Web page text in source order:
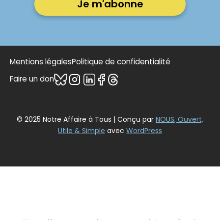
Mentions légalesPolitique de confidentialité
Faire un don
© 2025 Notre Affaire à Tous | Conçu par NOUS, Ouvert,
Utile & Simple avec WordPress